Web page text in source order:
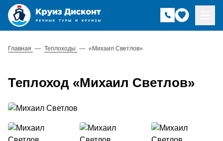
Главная — Теплоходы — «Михаил Светлов»
Теплоход «Михаил Светлов»